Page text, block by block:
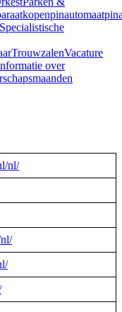
pinautomaat
Specialistische
TrouwzalenVacature
over
nl/